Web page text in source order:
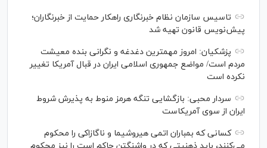
تاسیس سازمان نظام خبرنگاری راهکار حمایت از خبرنگاران؛
پیش‌نویس قانون تهیه شد
پزشکیان: امروز مهمترین دغدغه و نگرانی بنده معیشت
مردم است/ مواضع جمهوری اسلامی ایران در قبال آمریکا تغییر
نکرده است
سردار محبی: بازگشایی تنگه هرمز منوط به پذیرش شروط
ایران از سوی آمریکاست
کسانی که بمباران اتمی هیروشیما و ناگازاکی را محکوم